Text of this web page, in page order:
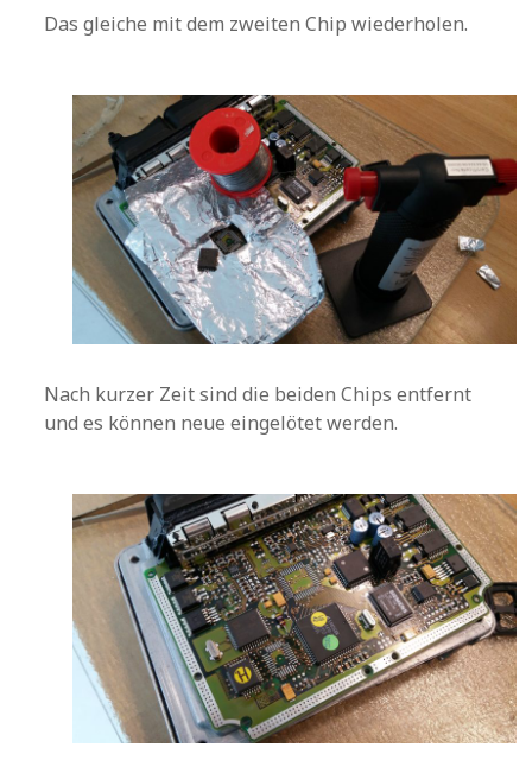
Das gleiche mit dem zweiten Chip wiederholen.
Nach kurzer Zeit sind die beiden Chips entfernt
und es können neue eingelötet werden.